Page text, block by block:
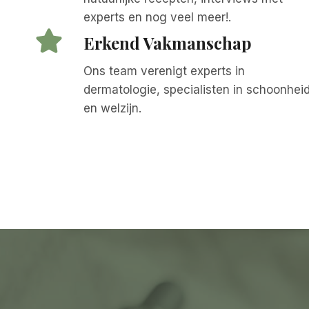
experts en nog veel meer!.
Erkend Vakmanschap
Ons team verenigt experts in
dermatologie, specialisten in
en welzijn.